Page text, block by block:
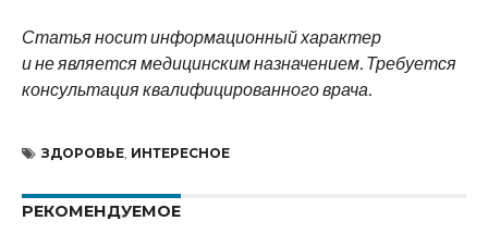
Статья носит информационный характер
и не является медицинским назначением. Требуется
консультация квалифицированного врача.
ЗДОРОВЬЕ, ИНТЕРЕСНОЕ
РЕКОМЕНДУЕМОЕ